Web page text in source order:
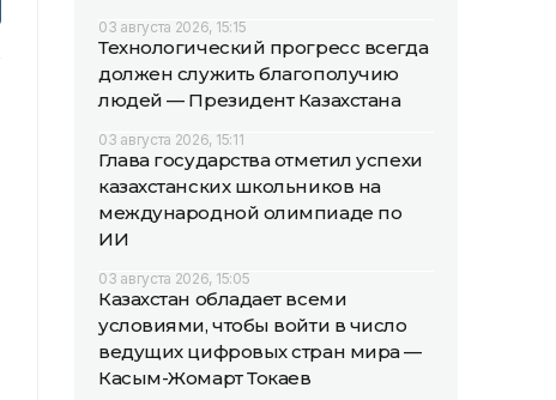
03 августа 2026, 15:15
Технологический прогресс всегда
должен служить благополучию
людей — Президент Казахстана
03 августа 2026, 15:11
Глава государства отметил успехи
казахстанских школьников на
международной олимпиаде по
ИИ
03 августа 2026, 15:05
Казахстан обладает всеми
условиями, чтобы войти в число
ведущих цифровых стран мира —
Касым-Жомарт Токаев